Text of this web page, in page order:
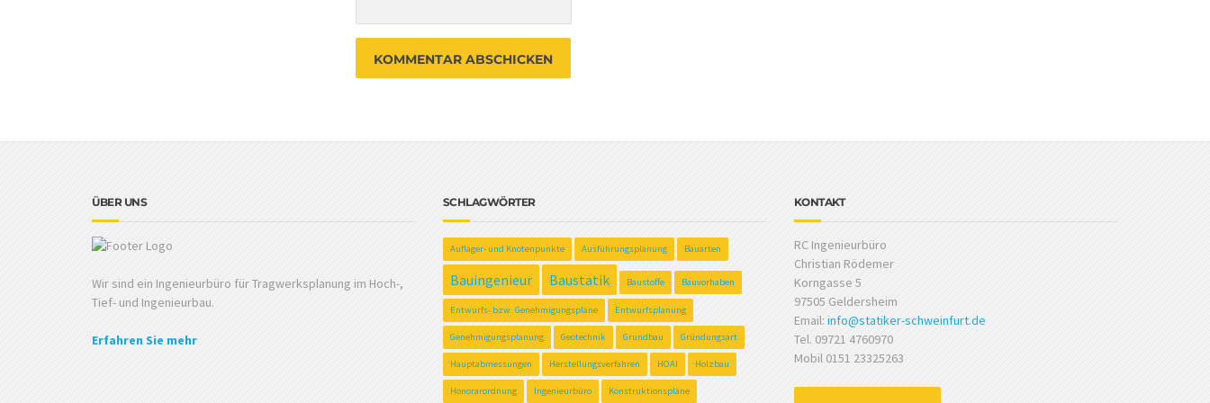
ÜBER UNS
Wir sind ein Ingenieurbüro für Tragwerksplanung im Hoch-,
Tief- und Ingenieurbau.
Erfahren Sie mehr
SCHLAGWÖRTER
Auflager- und Knotenpunkte Ausführungsplanung Bauarten
Bauingenieur Baustatik Baustoffe Bauvorhaben
Entwurfs- bzw. Genehmigungspläne Entwurfsplanung
Genehmigungsplanung Geotechnik Grundbau Gründungsart
Hauptabmessungen Herstellungsverfahren HOAI Holzbau
Honorarordnung Ingenieurbüro Konstruktionspläne
KONTAKT
RC Ingenieurbüro
Christian Rödemer
Korngasse 5
97505 Geldersheim
Email: info@statiker-schweinfurt.de
Tel. 09721 4760970
Mobil 0151 23325263